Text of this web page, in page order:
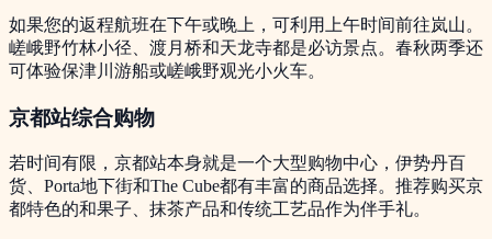
如果您的返程航班在下午或晚上，可利用上午时间前往岚山。
嵯峨野竹林小径、渡月桥和天龙寺都是必访景点。春秋两季还
可体验保津川游船或嵯峨野观光小火车。
京都站综合购物
若时间有限，京都站本身就是一个大型购物中心，伊势丹百
货、Porta地下街和The Cube都有丰富的商品选择。推荐购买京
都特色的和果子、抹茶产品和传统工艺品作为伴手礼。